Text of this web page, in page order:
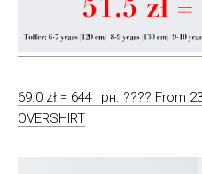
69.0 zł = 644 грн. ???? From
OVERSHIRT